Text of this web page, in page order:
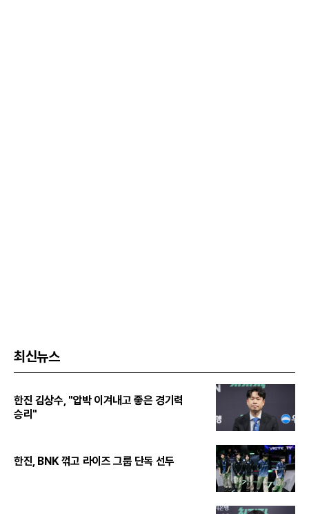
최신뉴스
한진 김상수, "압박 이겨내고 좋은 경기력
승리"
한진, BNK 꺾고 라이즈 그룹 단독 선두